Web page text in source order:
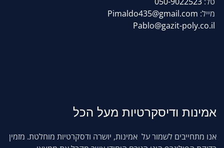
מייל: Pimaldo435@gmail.com
Pablo@gazit-poly.co.il
אמינות ודיסקרטיות מעל הכל
אנו מתחייבים לשמור על אמינות, יושרה ודסקרטיות מוחלטת. מזמין